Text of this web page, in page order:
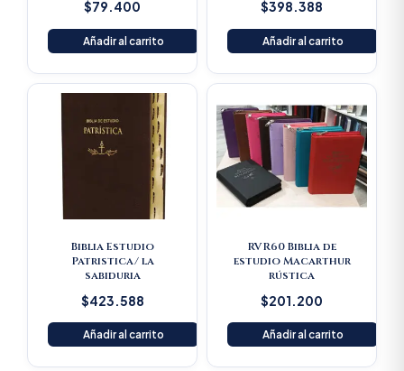
$79.400
Añadir al carrito
$398.388
Añadir al carrito
Biblia Estudio
Patristica/ la
sabiduria
$423.588
Añadir al carrito
RVR60 Biblia de
estudio Macarthur
rústica
$201.200
Añadir al carrito